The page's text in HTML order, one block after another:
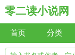
零二读小说网
首页 分类